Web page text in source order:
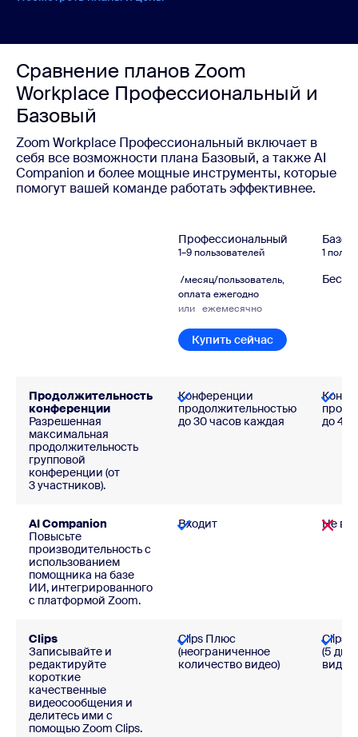
Сравнение планов Zoom
Workplace Профессиональный и
Базовый
Zoom Workplace Профессиональный включает в
себя все возможности плана Базовый, а также AI
Companion и более мощные инструменты, которые
помогут вашей команде работать эффективнее.
Профессиональный
1–9 пользователей
/месяц/пользователь,
оплата ежегодно
или ежемесячно
Купить сейчас
1
Продолжительность
конференции
Разрешенная
максимальная
продолжительность
групповой
конференции (от
3 участников).
Конференции
продолжительностью
до 30 часов каждая
до 40
AI Companion
Повысьте
производительность с
использованием
помощника на базе
ИИ, интегрированного
с платформой Zoom.
Входит Не
Clips
Записывайте и
редактируйте
короткие
качественные
видеосообщения и
делитесь ими с
помощью Zoom Clips.
Clips Плюс
(неограниченное
количество видео)
Clips
(5
видео)